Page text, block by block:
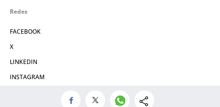
Redes
FACEBOOK
X
LINKEDIN
INSTAGRAM